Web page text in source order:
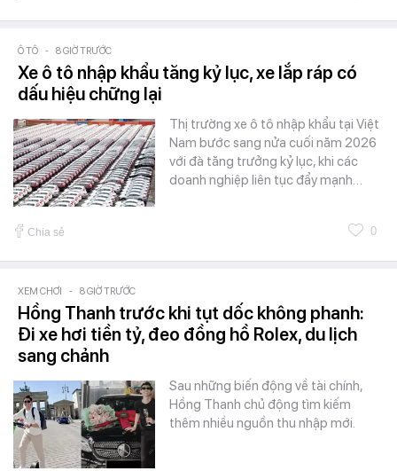
Ô TÔ - 8 GIỜ TRƯỚC
Xe ô tô nhập khẩu tăng kỷ lục, xe lắp ráp có
dấu hiệu chững lại
Thị trường xe ô tô nhập khẩu tại Việt
Nam bước sang nửa cuối năm 2026
với đà tăng trưởng kỷ lục, khi các
doanh nghiệp liên tục đẩy mạnh…
Chia sẻ 0
XEM CHƠI - 8 GIỜ TRƯỚC
Hồng Thanh trước khi tụt dốc không phanh:
Đi xe hơi tiền tỷ, đeo đồng hồ Rolex, du lịch
sang chảnh
Sau những biến động về tài chính,
Hồng Thanh chủ động tìm kiếm
thêm nhiều nguồn thu nhập mới.